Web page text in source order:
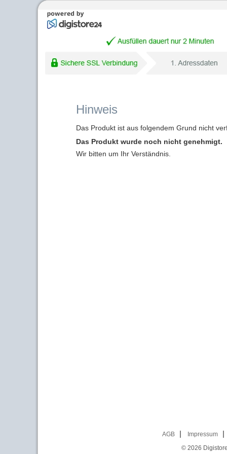
Hinweis
Das Produkt ist aus folgendem Grund nicht
Das Produkt wurde noch nicht genehmigt.
Wir bitten um Ihr Verständnis.
AGB
Impressum
© 2026